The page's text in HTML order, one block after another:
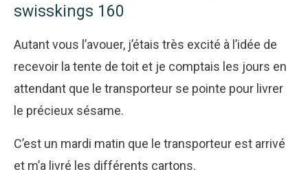
swisskings 160
Autant vous l’avouer, j’étais très excité à l’idée de
recevoir la tente de toit et je comptais les jours en
attendant que le transporteur se pointe pour livrer
le précieux sésame.
C’est un mardi matin que le transporteur est arrivé
et m’a livré les différents cartons.